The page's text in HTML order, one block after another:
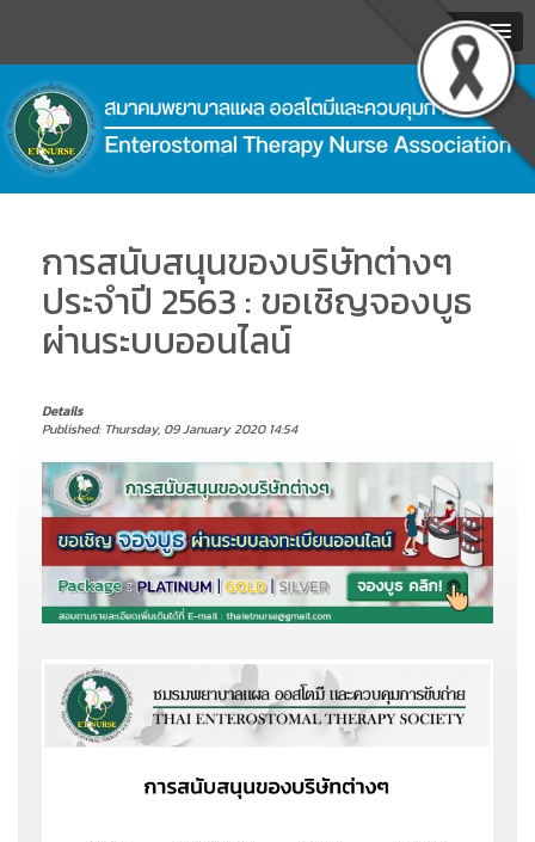
MENU
.
การสนับสนุนของบริษัทต่างๆ
ประจำปี 2563 : ขอเชิญจองบูธ
ผ่านระบบออนไลน์
Details
Published: Thursday, 09 January 2020 14:54